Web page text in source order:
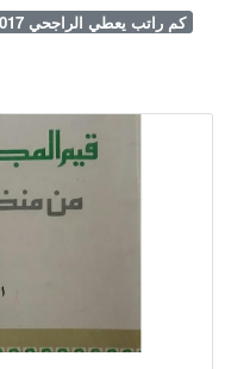
كم راتب يعطي الراجحي 2017